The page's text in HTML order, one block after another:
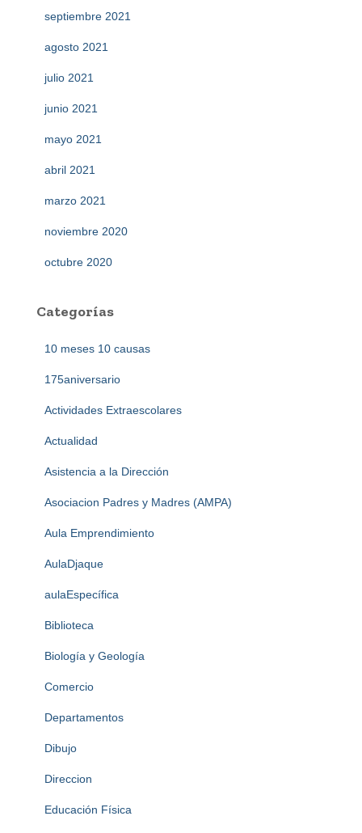
septiembre 2021
agosto 2021
julio 2021
junio 2021
mayo 2021
abril 2021
marzo 2021
noviembre 2020
octubre 2020
Categorías
10 meses 10 causas
175aniversario
Actividades Extraescolares
Actualidad
Asistencia a la Dirección
Asociacion Padres y Madres (AMPA)
Aula Emprendimiento
AulaDjaque
aulaEspecífica
Biblioteca
Biología y Geología
Comercio
Departamentos
Dibujo
Direccion
Educación Física